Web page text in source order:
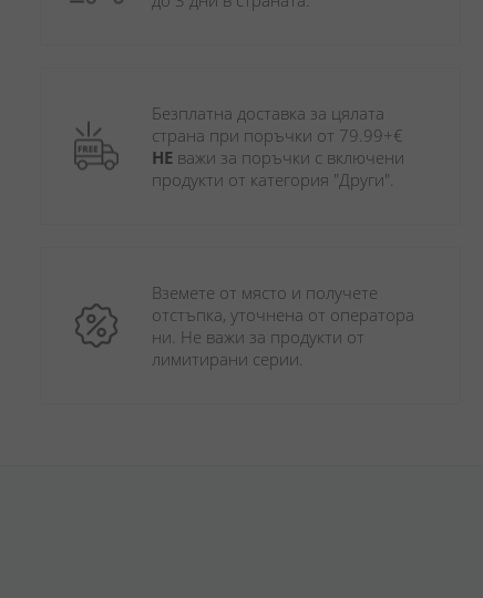
Безплатна доставка за цялата
НЕ важи за поръчки с включени
продукти от категория "Други".
Вземете от място и получете
отстъпка, уточнена от оператора
ни. Не важи за продукти от
лимитирани серии.